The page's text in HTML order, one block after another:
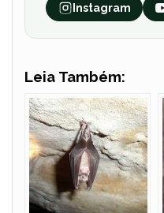
Instagram
Leia Também: